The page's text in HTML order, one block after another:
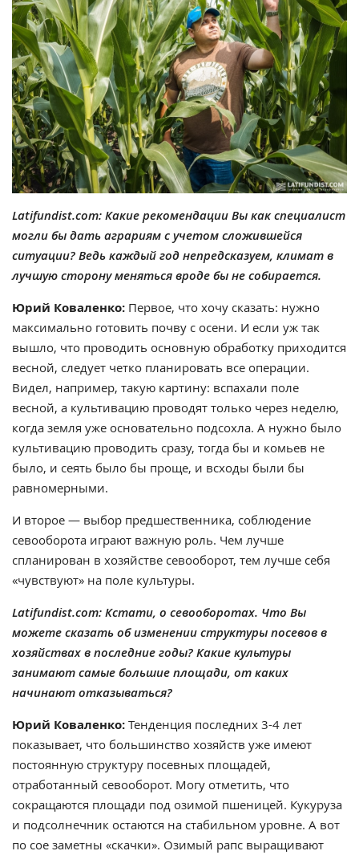
Latifundist.com: Какие рекомендации Вы как специалист
могли бы дать аграриям с учетом сложившейся
ситуации? Ведь каждый год непредсказуем, климат в
лучшую сторону меняться вроде бы не собирается.
Юрий Коваленко: Первое, что хочу сказать: нужно
максимально готовить почву с осени. И если уж так
вышло, что проводить основную обработку приходится
весной, следует четко планировать все операции.
Видел, например, такую картину: вспахали поле
весной, а культивацию проводят только через неделю,
когда земля уже основательно подсохла. А нужно было
культивацию проводить сразу, тогда бы и комьев не
было, и сеять было бы проще, и всходы были бы
равномерными.
И второе — выбор предшественника, соблюдение
севооборота играют важную роль. Чем лучше
спланирован в хозяйстве севооборот, тем лучше себя
«чувствуют» на поле культуры.
Latifundist.com: Кстати, о севооборотах. Что Вы
можете сказать об изменении структуры посевов в
хозяйствах в последние годы? Какие культуры
занимают самые большие площади, от каких
начинают отказываться?
Юрий Коваленко: Тенденция последних 3-4 лет
показывает, что большинство хозяйств уже имеют
постоянную структуру посевных площадей,
отработанный севооборот. Могу отметить, что
сокращаются площади под озимой пшеницей. Кукуруза
и подсолнечник остаются на стабильном уровне. А вот
по сое заметны «скачки». Озимый рапс выращивают